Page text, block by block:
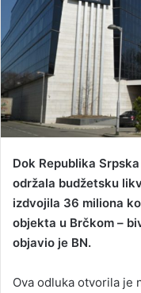
n
e
Dok Republika
održala budžetsku
izdvojila 36 miliona
objekta u Brčkom –
objavio je BN.
Ova odluka otvorila je